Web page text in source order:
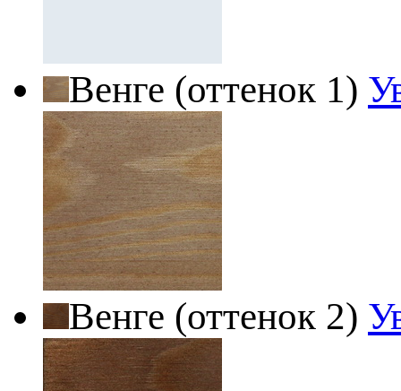
Венге (оттенок 1)
Венге (оттенок 2)